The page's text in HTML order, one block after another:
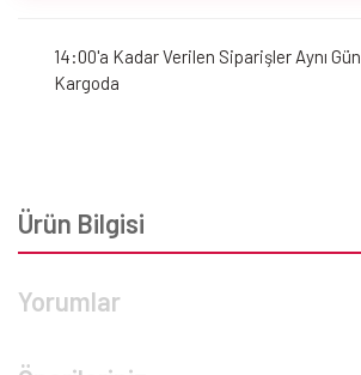
14:00'a Kadar Verilen Siparişler Aynı Gün
Kargoda
Ürün Bilgisi
Yorumlar